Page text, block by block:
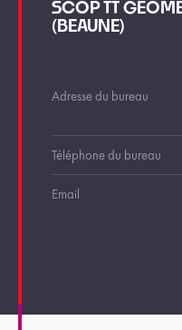
SCOP TT
(BEAUNE)
Adresse du bureau
Téléphone du bureau
Email